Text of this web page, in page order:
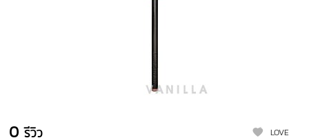
0
LOVE